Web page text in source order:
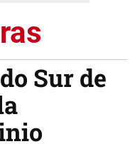
Sur de